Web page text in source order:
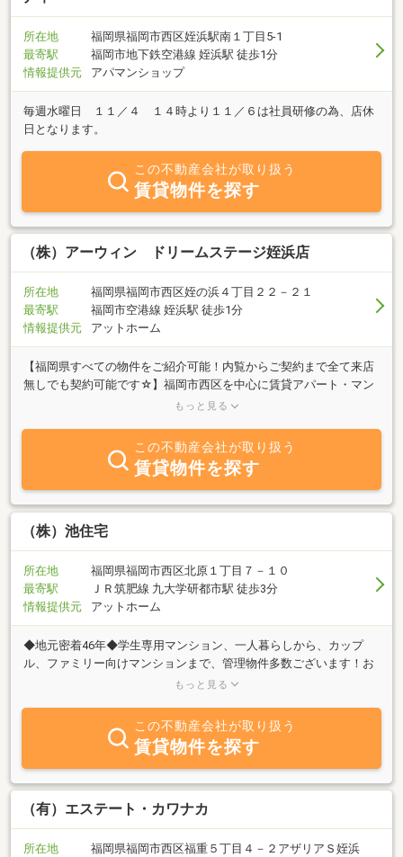
所在地
福岡県福岡市西区姪浜駅南１丁目5-1
最寄駅
福岡市地下鉄空港線 姪浜駅 徒歩1分
情報提供元
アパマンショップ
毎週水曜日 １１／４ １４時より１１／６は社員研修の為、店休
日となります。
この不動産会社が取り扱う
賃貸物件を探す
（株）アーウィン ドリームステージ姪浜店
所在地
福岡県福岡市西区姪の浜４丁目２２－２１
最寄駅
福岡市空港線 姪浜駅 徒歩1分
情報提供元
アットホーム
【福岡県すべての物件をご紹介可能！内覧からご契約まで全て来店
無しでも契約可能です☆】福岡市西区を中心に賃貸アパート・マン
ション、戸建の物件を豊富に取り揃えております☆もちろん他のエ
保証人不要物件など多数ご紹介可能です♪お客様のご希望に添うよ
う、一生懸命お部屋探しのお手伝いをさせて頂きます！お住まいに
関するご相談がございましたら、お気軽にお問い合わせ下さい！
もっと見る
この不動産会社が取り扱う
賃貸物件を探す
（株）池住宅
所在地
福岡県福岡市西区北原１丁目７－１０
最寄駅
ＪＲ筑肥線 九大学研都市駅 徒歩3分
情報提供元
アットホーム
◆地元密着46年◆学生専用マンション、一人暮らしから、カップ
ル、ファミリー向けマンションまで、管理物件多数ございます！お
部屋探しから入居期間中、退去手続きまで、全てお世話させて頂き
な敷金精算を心がけております！お蔭様で敷金精算訴訟０（ゼ
ロ）！！お気軽にお問い合わせ下さい☆
もっと見る
この不動産会社が取り扱う
賃貸物件を探す
（有）エステート・カワナカ
所在地
福岡県福岡市西区福重５丁目４－２アザリアＳ姪浜